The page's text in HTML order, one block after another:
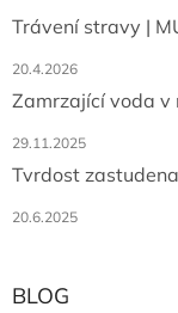
Trávení stravy |
20.4.2026
Zamrzající voda v
29.11.2025
Tvrdost
20.6.2025
BLOG